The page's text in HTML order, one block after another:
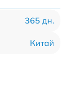
365 дн.
Китай